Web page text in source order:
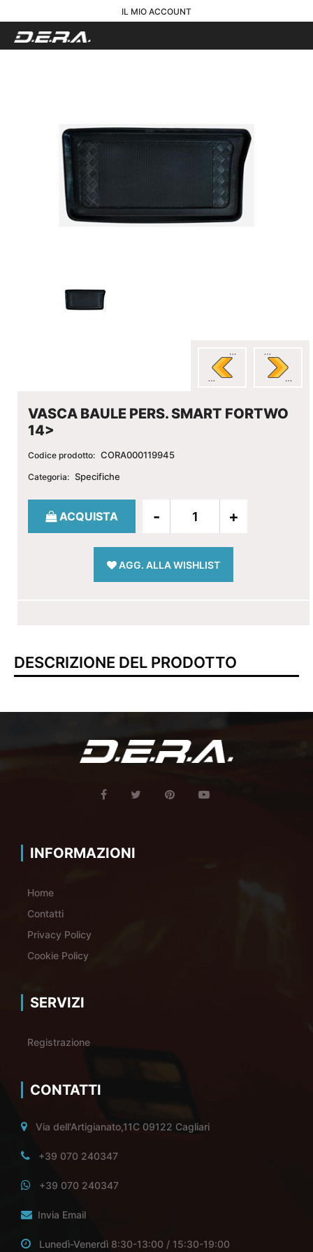
IL MIO ACCOUNT
VASCA BAULE PERS. SMART FORTWO
14>
Codice prodotto: CORA000119945
Categoria: Specifiche
Quantità
ACQUISTA
AGG. ALLA WISHLIST
DESCRIZIONE DEL PRODOTTO
INFORMAZIONI
Home
Contatti
Privacy Policy
Cookie Policy
SERVIZI
Registrazione
CONTATTI
Via dell'Artigianato,11C 09122 Cagliari
+39 070 240347
+39 070 240347
Invia Email
Lunedì-Venerdì 8:30-13:00 / 15:30-19:00